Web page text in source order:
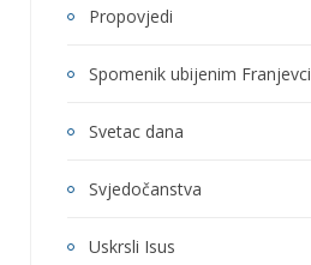
Propovjedi
Spomenik ubijenim
Svetac dana
Svjedočanstva
Uskrsli Isus